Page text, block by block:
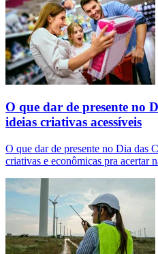
O que dar de presente no
ideias criativas acessíveis
O que dar de presente no Dia das
criativas e econômicas pra acertar